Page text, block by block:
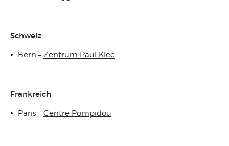
Schweiz
Bern – Zentrum Paul Klee
Frankreich
Paris – Centre Pompidou